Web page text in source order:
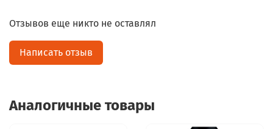
Отзывов еще никто не оставлял
Написать отзыв
Аналогичные товары